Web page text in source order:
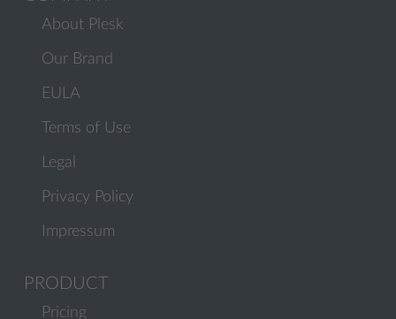
About Plesk
Our Brand
EULA
Terms of Use
Legal
Privacy Policy
Impressum
PRODUCT
Pricing